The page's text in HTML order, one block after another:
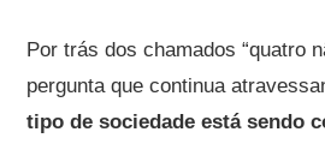
Por trás dos chamados “quatro
pergunta que continua
tipo de sociedade está sendo